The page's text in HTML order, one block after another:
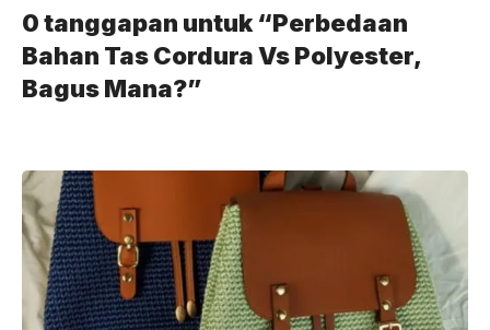
air sebentar saja. Kemudian, dalam waktu tertentu airnya tetap
masuk ke serat kain sehingga basah dan menyisakan
kelembapan hingga bau. Maka dari itu, penting untuk
mendapatkan ...
0 tanggapan untuk “Perbedaan
Bahan Tas Cordura Vs Polyester,
Bagus Mana?”